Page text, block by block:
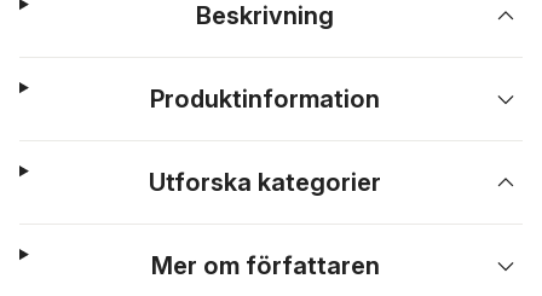
Beskrivning
Produktinformation
Utforska kategorier
Mer om författaren